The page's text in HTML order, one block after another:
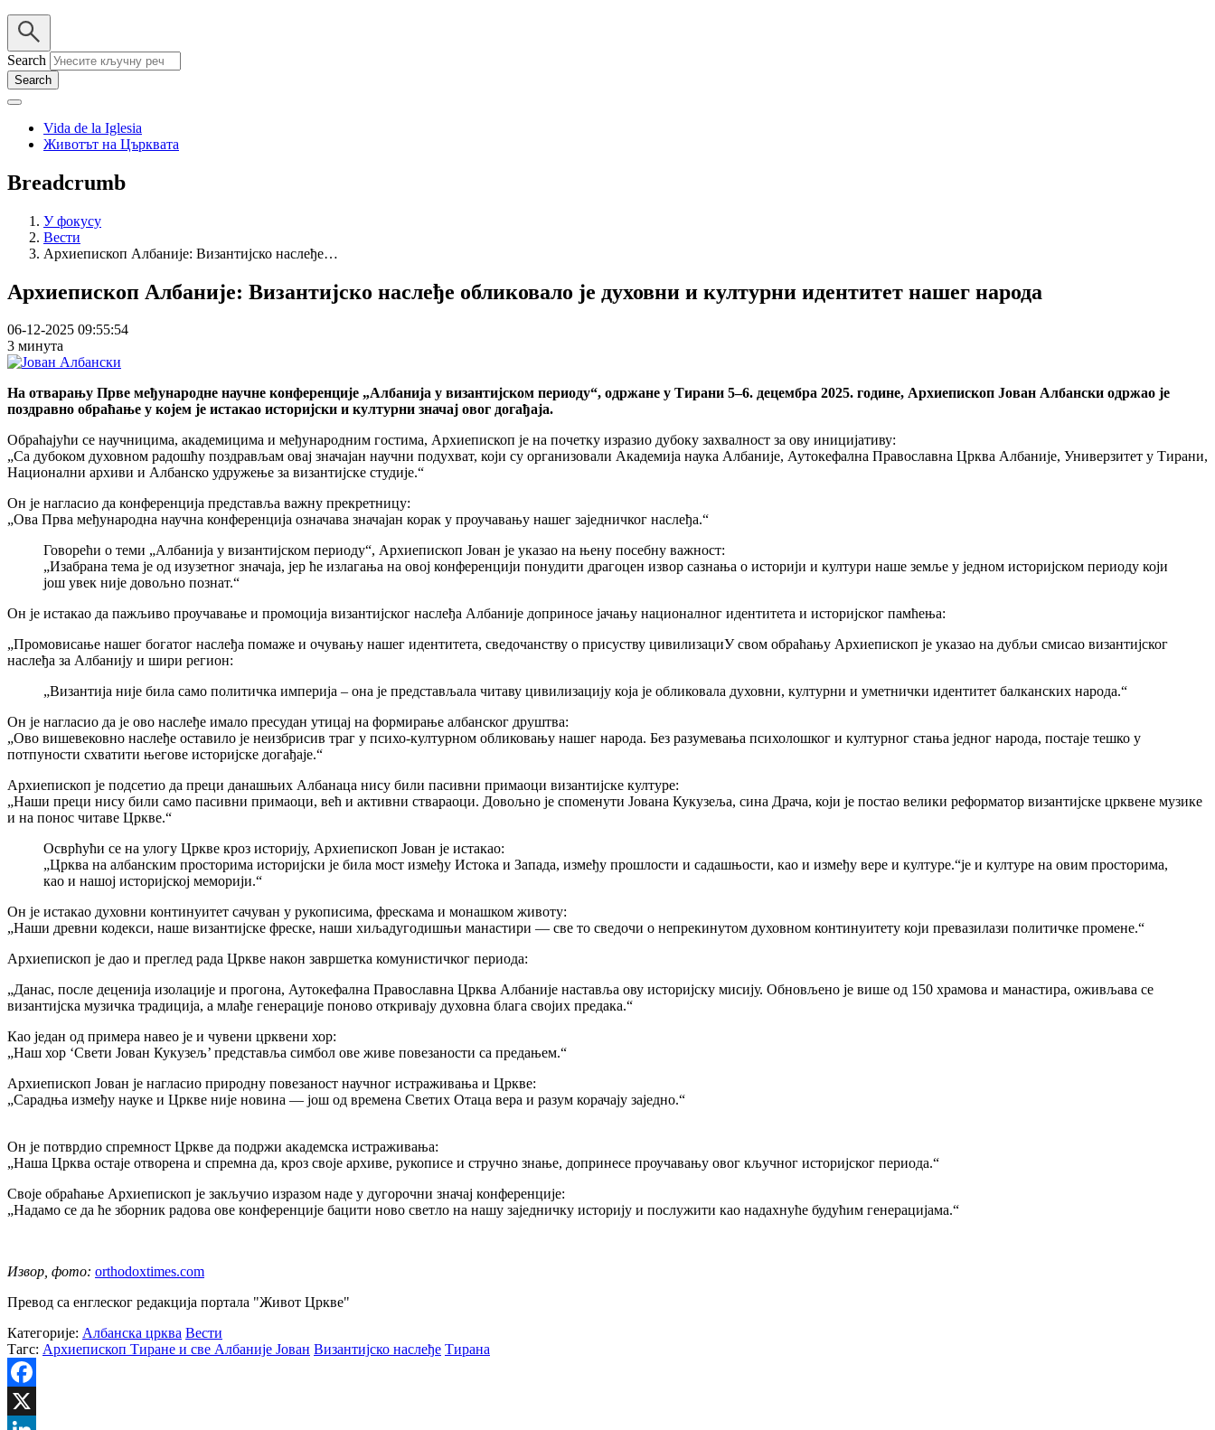
Search
Vida de la Iglesia
Животът на Църквата
Breadcrumb
У фокусу
Вести
Архиепископ Албаније: Византијско наслеђе…
Архиепископ Албаније: Византијско наслеђе обликовало је духовни и културни идентитет нашег народа
06-12-2025 09:55:54
3 минута
На отварању Прве међународне научне конференције „Албанија у византијском периоду“, одржане у Тирани 5–6. децембра 2025. године, Архиепископ Јован Албански одржао је
поздравно обраћање у којем је истакао историјски и културни значај овог догађаја.
Обраћајући се научницима, академицима и међународним гостима, Архиепископ је на почетку изразио дубоку захвалност за ову иницијативу:
„Са дубоком духовном радошћу поздрављам овај значајан научни подухват, који су организовали Академија наука Албаније, Аутокефална Православна Црква Албаније, Универзитет у Тирани,
Национални архиви и Албанско удружење за византијске студије.“
Он је нагласио да конференција представља важну прекретницу:
„Ова Прва међународна научна конференција означава значајан корак у проучавању нашег заједничког наслеђа.“
Говорећи о теми „Албанија у византијском периоду“, Архиепископ Јован је указао на њену посебну важност:
„Изабрана тема је од изузетног значаја, јер ће излагања на овој конференцији понудити драгоцен извор сазнања о историји и култури наше земље у једном историјском периоду који
још увек није довољно познат.“
Он је истакао да пажљиво проучавање и промоција византијског наслеђа Албаније доприносе јачању националног идентитета и историјског памћења:
„Промовисање нашег богатог наслеђа помаже и очувању нашег идентитета, сведочанству о присуству цивилизациУ свом обраћању Архиепископ је указао на дубљи смисао византијског
наслеђа за Албанију и шири регион:
„Византија није била само политичка империја – она је представљала читаву цивилизацију која је обликовала духовни, културни и уметнички идентитет балканских народа.“
Он је нагласио да је ово наслеђе имало пресудан утицај на формирање албанског друштва:
„Ово вишевековно наслеђе оставило је неизбрисив траг у психо-културном обликовању нашег народа. Без разумевања психолошког и културног стања једног народа, постаје тешко у
потпуности схватити његове историјске догађаје.“
Архиепископ је подсетио да преци данашњих Албанаца нису били пасивни примаоци византијске културе:
„Наши преци нису били само пасивни примаоци, већ и активни ствараоци. Довољно је споменути Јована Кукузеља, сина Драча, који је постао велики реформатор византијске црквене музике
и на понос читаве Цркве.“
Осврћући се на улогу Цркве кроз историју, Архиепископ Јован је истакао:
„Црква на албанским просторима историјски је била мост између Истока и Запада, између прошлости и садашњости, као и између вере и културе.“је и културе на овим просторима,
као и нашој историјској меморији.“
Он је истакао духовни континуитет сачуван у рукописима, фрескама и монашком животу:
„Наши древни кодекси, наше византијске фреске, наши хиљадугодишњи манастири — све то сведочи о непрекинутом духовном континуитету који превазилази политичке промене.“
Архиепископ је дао и преглед рада Цркве након завршетка комунистичког периода:
„Данас, после деценија изолације и прогона, Аутокефална Православна Црква Албаније наставља ову историјску мисију. Обновљено је више од 150 храмова и манастира, оживљава се
византијска музичка традиција, а млађе генерације поново откривају духовна блага својих предака.“
Као један од примера навео је и чувени црквени хор:
„Наш хор ‘Свети Јован Кукузељ’ представља симбол ове живе повезаности са предањем.“
Архиепископ Јован је нагласио природну повезаност научног истраживања и Цркве:
„Сарадња између науке и Цркве није новина — још од времена Светих Отаца вера и разум корачају заједно.“
Он је потврдио спремност Цркве да подржи академска истраживања:
„Наша Црква остаје отворена и спремна да, кроз своје архиве, рукописе и стручно знање, допринесе проучавању овог кључног историјског периода.“
Своје обраћање Архиепископ је закључио изразом наде у дугорочни значај конференције:
„Надамо се да ће зборник радова ове конференције бацити ново светло на нашу заједничку историју и послужити као надахнуће будућим генерацијама.“
Извор, фото: orthodoxtimes.com
Превод са енглеског редакција портала "Живот Цркве"
Категорије: Албанска црква Вести
Тагс: Архиепископ Тиране и све Албаније Јован Византијско наслеђе Тирана
Facebook